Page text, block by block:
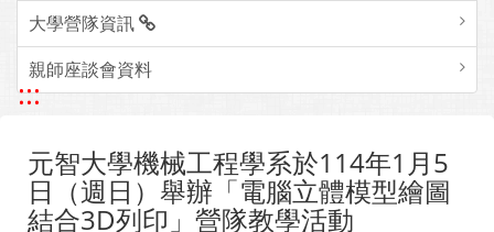
大學營隊資訊
親師座談會資料
:::
元智大學機械工程學系於114年1月5
日（週日）舉辦「電腦立體模型繪圖
結合3D列印」營隊教學活動